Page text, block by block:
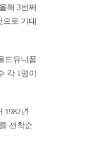
해 3번째
로 기대
드유니폼
각 1명이
1982년
선착순